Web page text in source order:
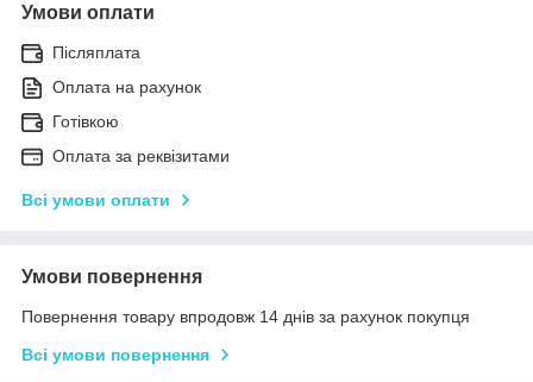
Умови оплати
Післяплата
Оплата на рахунок
Готівкою
Оплата за реквізитами
Всі умови оплати
Умови повернення
Повернення товару впродовж 14 днів за рахунок покупця
Всі умови повернення